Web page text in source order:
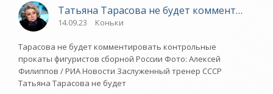
Татьяна Тарасова не будет
14.09.23 Коньки
Тарасова не будет комментировать контрольные
прокаты фигуристов сборной России Фото: Алексей
Филиппов / РИА Новости Заслуженный тренер СССР
Татьяна Тарасова не будет